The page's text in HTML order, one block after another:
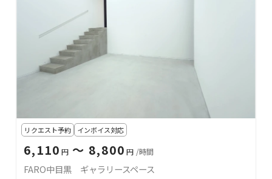
リクエスト予約 インボイス対応
6,110 円 〜 8,800 円 /時間
FARO中目黒 ギャラリースペース